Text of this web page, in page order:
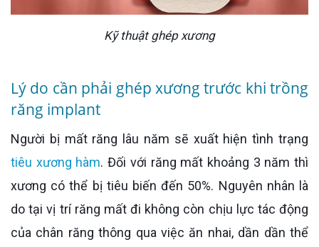
Kỹ thuật ghép xương
Lý do cần phải ghép xương trước khi trồng
răng implant
Người bị mất răng lâu năm sẽ xuất hiện tình trạng
tiêu xương hàm. Đối với răng mất khoảng 3 năm thì
xương có thể bị tiêu biến đến 50%. Nguyên nhân là
do tại vị trí răng mất đi không còn chịu lực tác động
của chân răng thông qua việc ăn nhai, dần dần thể